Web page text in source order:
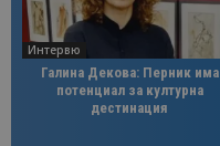
Интервю
Галина Декова: Перник има
потенциал за културна
дестинация